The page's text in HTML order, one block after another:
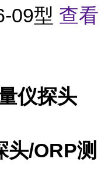
09型 查看
仪探头
头/ORP测